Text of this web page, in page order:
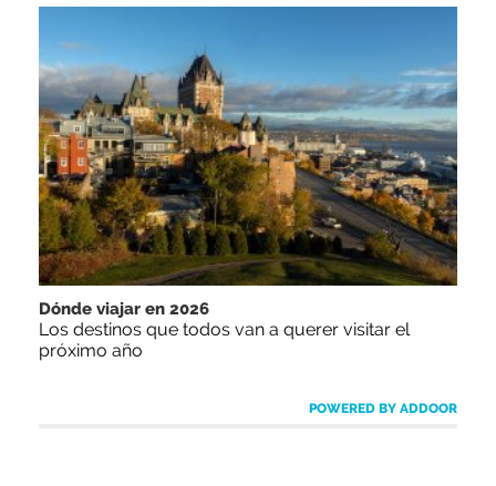
Dónde viajar en 2026
Los destinos que todos van a querer visitar el
próximo año
POWERED BY ADDOOR